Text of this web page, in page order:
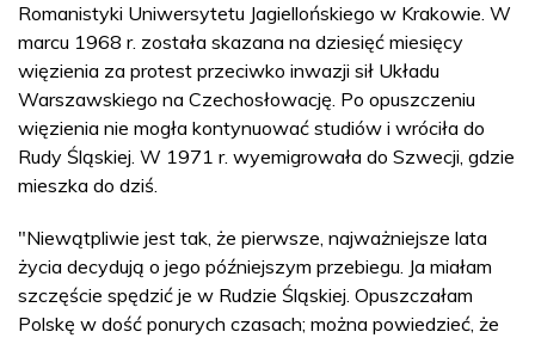
Romanistyki Uniwersytetu Jagiellońskiego w Krakowie. W
marcu 1968 r. została skazana na dziesięć miesięcy
więzienia za protest przeciwko inwazji sił Układu
Warszawskiego na Czechosłowację. Po opuszczeniu
więzienia nie mogła kontynuować studiów i wróciła do
Rudy Śląskiej. W 1971 r. wyemigrowała do Szwecji, gdzie
mieszka do dziś.
"Niewątpliwie jest tak, że pierwsze, najważniejsze lata
życia decydują o jego późniejszym przebiegu. Ja miałam
szczęście spędzić je w Rudzie Śląskiej. Opuszczałam
Polskę w dość ponurych czasach; można powiedzieć, że